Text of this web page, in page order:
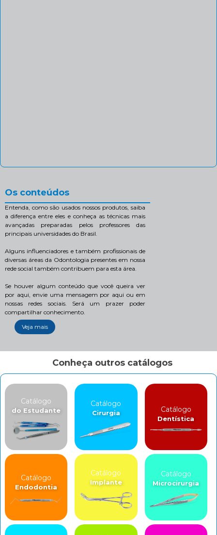
Os conteúdos
Entenda, como são usados nossos produtos, saiba
a diferença entre eles e conheça as técnicas mais
avançadas preparadas pelos professores das
principais universidades do Brasil.
Alguns influenciadores e também profissionais de
diversas áreas da Odontologia presentes em nossa
rede social também contribuem para esta área.
Se houver algum conteúdo que você queira ver
por aqui, envie uma mensagem por aqui ou em
nossas redes sociais. Será um prazer poder
compartilhar conhecimento.
Veja mais
Conheça outros catálogos
Catálogo
do Estudante
Catálogo
Cirurgia Catálogo
Dentística
Catálogo
Endodontia
Catálogo
Implante
Catálogo
Microcirurgia